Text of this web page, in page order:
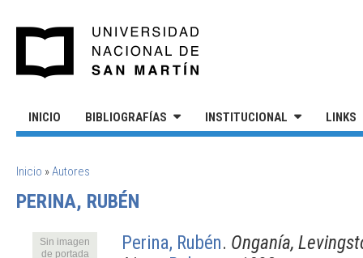
INICIO BIBLIOGRAFÍAS INSTITUCIONAL LINKS
SE ENCUENTRA USTED AQUÍ
Inicio »Autores
PERINA, RUBÉN
Sin imagen
de portada
Perina, Rubén. Onganía,